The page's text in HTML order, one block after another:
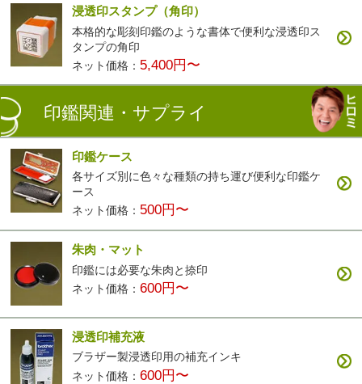
浸透印スタンプ（角印）
本格的な彫刻印鑑のような書体で便利な浸透印ス
タンプの角印
ネット価格： 5,400円〜
印鑑関連・サプライ
印鑑ケース
各サイズ別に色々な種類の持ち運び便利な印鑑ケ
ース
ネット価格： 500円〜
朱肉・マット
印鑑には必要な朱肉と捺印
ネット価格：600円〜
浸透印補充液
ブラザー製浸透印用の補充インキ
ネット価格：600円〜